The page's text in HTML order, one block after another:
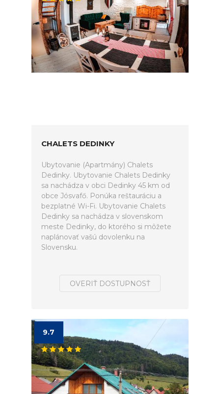
CHALETS DEDINKY
Ubytovanie (Apartmány) Chalets
Dedinky. Ubytovanie Chalets Dedinky
sa nachádza v obci Dedinky 45 km od
obce Jósvafő. Ponúka reštauráciu a
bezplatné Wi-Fi. Ubytovanie Chalets
Dedinky sa nachádza v slovenskom
meste Dedinky, do ktorého si môžete
naplánovať vašú dovolenku na
Slovensku.
OVERIŤ DOSTUPNOSŤ
9.7